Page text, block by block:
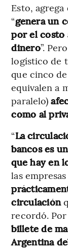
Esto,
“genera un
por el costo
dinero”.
logístico de
que cinco
equivalen a
paralelo)
como al
“La
bancos es
que hay en
las
circulación
recordó.
billete de
Argentina